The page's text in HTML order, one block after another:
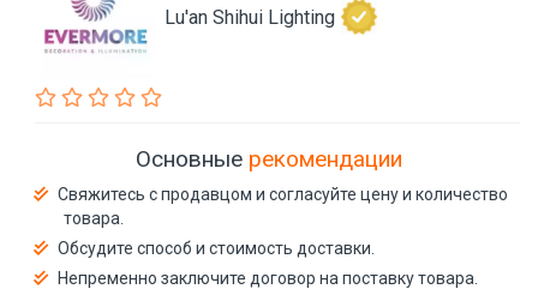
Lu'an Shihui Lighting
Основные рекомендации
Свяжитесь с продавцом и согласуйте цену и количество
товара.
Обсудите способ и стоимость доставки.
Непременно заключите договор на поставку товара.